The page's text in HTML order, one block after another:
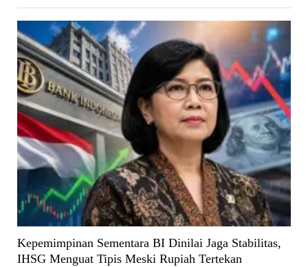
Kepemimpinan Sementara BI Dinilai Jaga Stabilitas,
IHSG Menguat Tipis Meski Rupiah Tertekan